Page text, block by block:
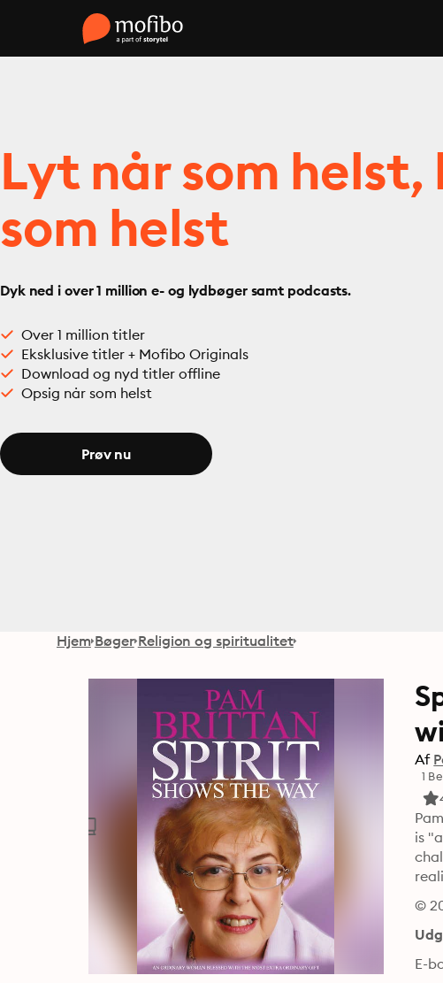
Lyt når som helst,
som helst
Dyk ned i over 1 million e- og lydbøger samt podcasts.
Over 1 million titler
Eksklusive titler + Mofibo Originals
Download og nyd titler offline
Opsig når som helst
Prøv nu
Hjem Bøger Religion og spiritualitet
Af
1
is
©
E-